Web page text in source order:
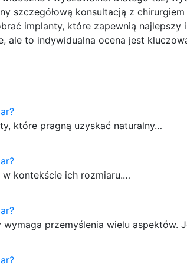
szczegółową konsultacją z chirurgiem
implanty, które zapewnią najlepszy i
ale to indywidualna ocena jest
które pragną uzyskać naturalny…
kontekście ich rozmiaru.…
przemyślenia wielu aspektów.